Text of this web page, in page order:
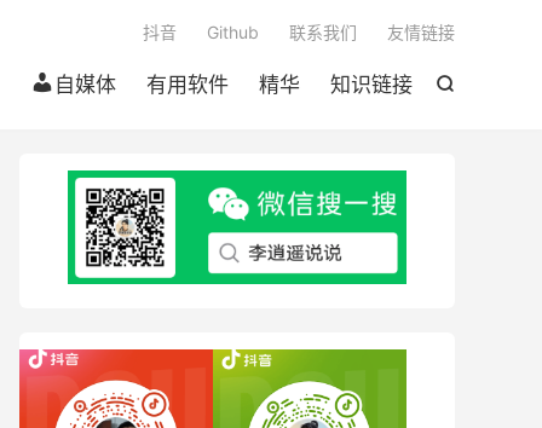

自媒体 有用软件 精华 知识链接
抖音 Github 联系我们 友情链接